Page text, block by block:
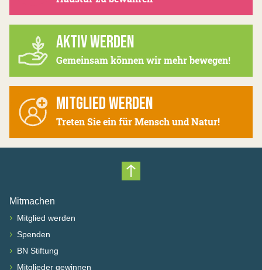
AKTIV WERDEN
Gemeinsam können wir mehr bewegen!
MITGLIED WERDEN
Treten Sie ein für Mensch und Natur!
Nach oben scrollen
Mitmachen
› Mitglied werden
› Spenden
› BN Stiftung
› Mitglieder gewinnen